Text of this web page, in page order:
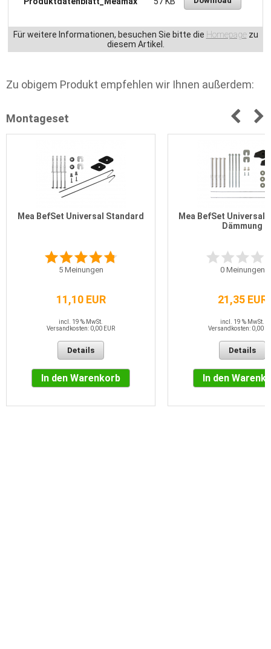
Für weitere Informationen, besuchen Sie bitte die Homepagezu
diesem Artikel.
Zu obigem Produkt empfehlen wir Ihnen außerdem:
Montageset
Mea BefSet Universal Standard
5Meinungen
11,10 EUR
incl. 19 % MwSt.
Versandkosten: 0,00 EUR
Details
In den Warenkorb
Mea BefSet Universal
Dämmung
0Meinungen
21,35 EUR
incl. 19 % MwSt.
Versandkosten: 0,00
Details
In den